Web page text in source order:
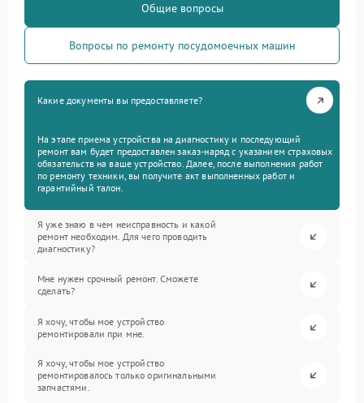
Общие вопросы
Вопросы по ремонту посудомоечных машин
Какие документы вы предоставляете?
На этапе приема устройства на диагностику и последующий
ремонт вам будет предоставлен заказ-наряд с указанием страховых
обязательств на ваше устройство. Далее, после выполнения работ
по ремонту техники, вы получите акт выполненных работ и
гарантийный талон.
Я уже знаю в чем неисправность и какой
ремонт необходим. Для чего проводить
диагностику?
Мне нужен срочный ремонт. Сможете
сделать?
Я хочу, чтобы мое устройство
ремонтировали при мне.
Я хочу, чтобы мое устройство
ремонтировалось только оригинальными
запчастями.